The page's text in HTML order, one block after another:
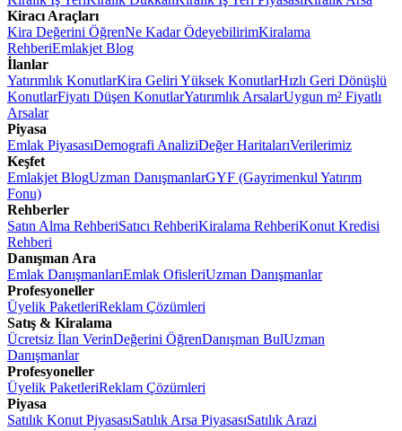
Kiracı Araçları
Kira Değerini ÖğrenNe Kadar ÖdeyebilirimKiralama
RehberiEmlakjet Blog
İlanlar
Yatırımlık KonutlarKira Geliri Yüksek KonutlarHızlı Geri Dönüşlü
KonutlarFiyatı Düşen KonutlarYatırımlık ArsalarUygun m² Fiyatlı
Arsalar
Piyasa
Emlak PiyasasıDemografi AnaliziDeğer HaritalarıVerilerimiz
Keşfet
Emlakjet BlogUzman DanışmanlarGYF (Gayrimenkul Yatırım
Fonu)
Rehberler
Satın Alma RehberiSatıcı RehberiKiralama RehberiKonut Kredisi
Rehberi
Danışman Ara
Emlak DanışmanlarıEmlak OfisleriUzman Danışmanlar
Profesyoneller
Üyelik PaketleriReklam Çözümleri
Satış & Kiralama
Ücretsiz İlan VerinDeğerini ÖğrenDanışman BulUzman
Danışmanlar
Profesyoneller
Üyelik PaketleriReklam Çözümleri
Piyasa
Satılık Konut PiyasasıSatılık Arsa PiyasasıSatılık Arazi